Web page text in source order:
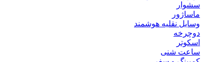
سشوار
ماساژور
وسایل نقلیه هوشمند
دوچرخه
اسکوتر
ساعت شنی